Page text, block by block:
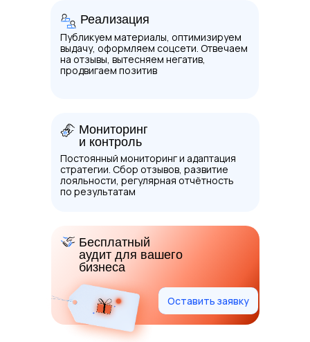
Реализация
Публикуем материалы, оптимизируем
выдачу, оформляем соцсети. Отвечаем
на отзывы, вытесняем негатив,
продвигаем позитив
Мониторинг
и контроль
Постоянный мониторинг и адаптация
стратегии. Сбор отзывов, развитие
лояльности, регулярная отчётность
по результатам
Бесплатный
аудит для вашего
бизнеса
Оставить заявку
Оставить заявку
выбирают нас
Выполняем обещания, держим сроки,
Именно поэтому с нами остаются